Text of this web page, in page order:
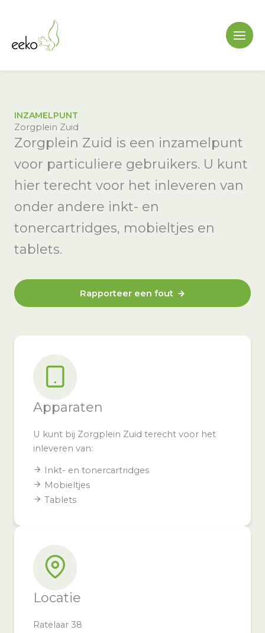
inhoud
INZAMELPUNT
Zorgplein Zuid
Zorgplein Zuid is een inzamelpunt
voor particuliere gebruikers. U kunt
hier terecht voor het inleveren van
onder andere inkt- en
tonercartridges, mobieltjes en
tablets.
Rapporteer een fout
Apparaten
U kunt bij Zorgplein Zuid terecht voor het
inleveren van:
Inkt- en tonercartridges
Mobieltjes
Tablets
Locatie
Ratelaar 38